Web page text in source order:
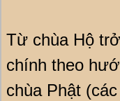
Từ chùa Hộ
chính theo
chùa Phật